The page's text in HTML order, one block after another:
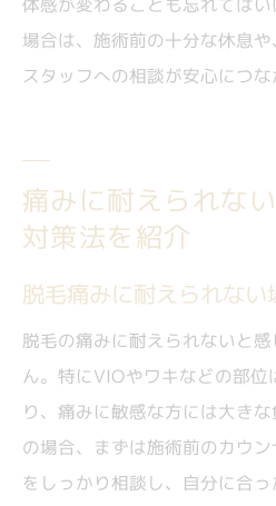
場合は、施術前の十分な休息や
スタッフへの相談が安心につな
痛みに耐えられな
対策法を紹介
脱毛痛みに耐えられな
脱毛の痛みに耐えられないと
ん。特にVIOやワキなどの部位
り、痛みに敏感な方には大き
の場合、まずは施術前のカウ
をしっかり相談し、自分に合